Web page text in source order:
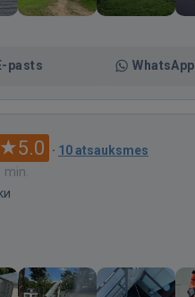
pasts WhatsApp
5.0 · 10 atsauksmes
min.